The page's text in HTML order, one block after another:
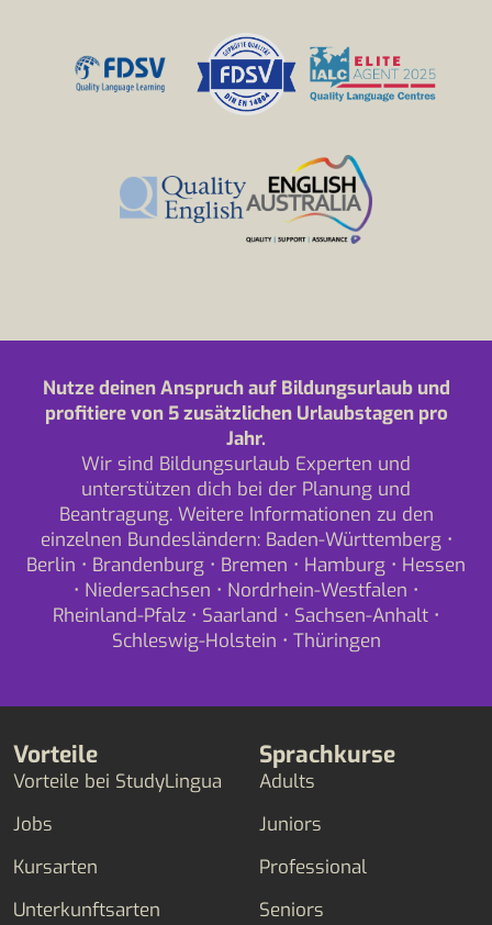
Nutze deinen Anspruch auf Bildungsurlaub und
profitiere von 5 zusätzlichen Urlaubstagen pro
Jahr.
Wir sind Bildungsurlaub Experten und
unterstützen dich bei der Planung und
Beantragung. Weitere Informationen zu den
einzelnen Bundesländern: Baden-Württemberg•
Berlin • Brandenburg • Bremen • Hamburg • Hessen
• Niedersachsen • Nordrhein-Westfalen •
Rheinland-Pfalz • Saarland • Sachsen-Anhalt •
Schleswig-Holstein • Thüringen
Vorteile
Vorteile bei StudyLingua
Jobs
Kursarten
Unterkunftsarten
Sprachkurse
Adults
Juniors
Professional
Seniors